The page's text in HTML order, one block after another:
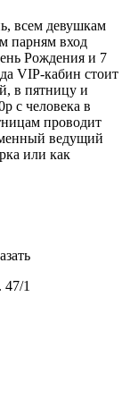
всем девушкам
парням вход
Рождения и 7
VIP-кабин стоит
в пятницу и
с человека в
проводит
ведущий
или как
1